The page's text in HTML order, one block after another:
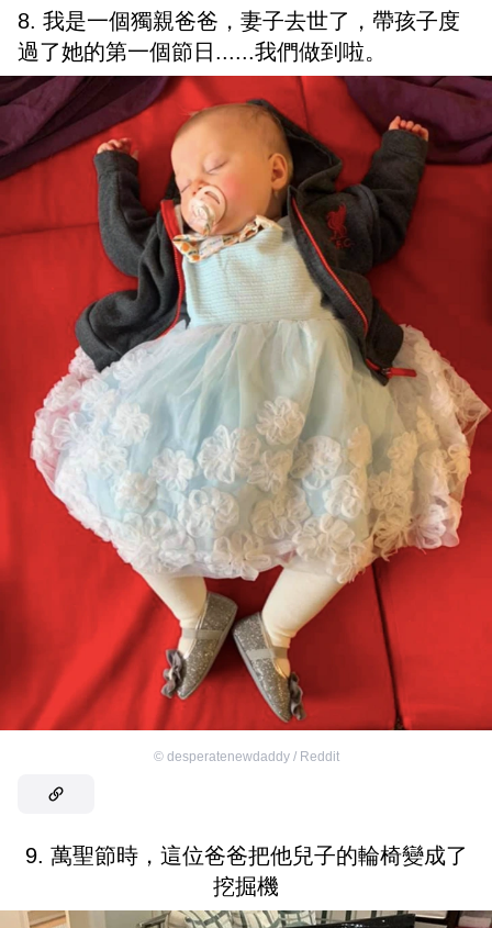
8. 我是一個獨親爸爸，妻子去世了，帶孩子度
過了她的第一個節日......我們做到啦。
© desperatenewdaddy / Reddit
9. 萬聖節時，這位爸爸把他兒子的輪椅變成了
挖掘機